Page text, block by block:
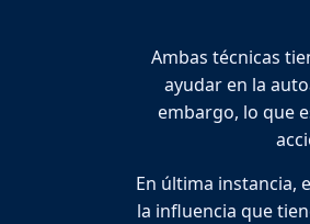
Ambas técnicas
ayudar en la
embargo, lo que
En última instancia,
la influencia que